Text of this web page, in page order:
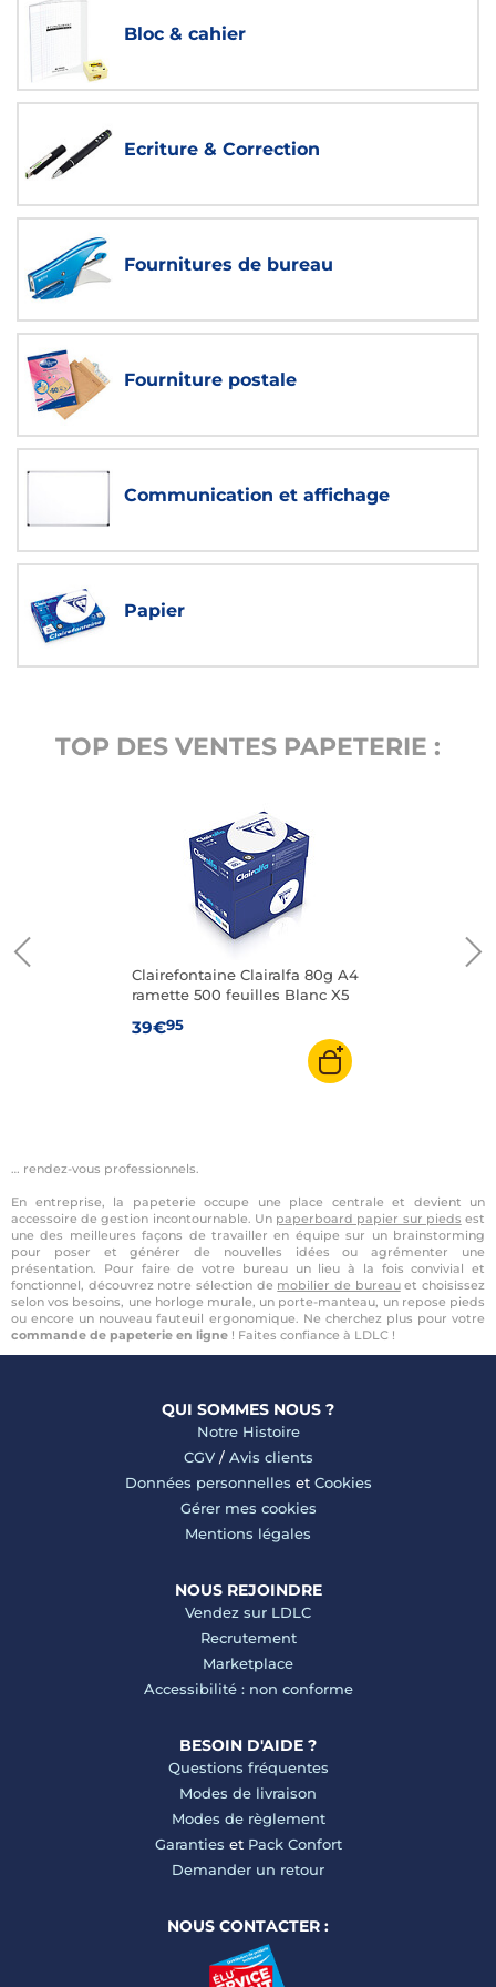
Bloc & cahier
Ecriture & Correction
Fournitures de bureau
Fourniture postale
Communication et affichage
Papier
TOP DES VENTES PAPETERIE :
Clairefontaine Clairalfa 80g A4
ramette 500 feuilles Blanc X5
39€95
… rendez-vous professionnels.
En entreprise, la papeterie occupe une place centrale et devient un
accessoire de gestion incontournable. Un paperboard papier sur pieds est
une des meilleures façons de travailler en équipe sur un brainstorming
pour poser et générer de nouvelles idées ou agrémenter une
présentation. Pour faire de votre bureau un lieu à la fois convivial et
fonctionnel, découvrez notre sélection de mobilier de bureauet choisissez
selon vos besoins, une horloge murale, un porte-manteau, un repose pieds
ou encore un nouveau fauteuil ergonomique. Ne cherchez plus pour votre
commande de papeterie en ligne ! Faites confiance à LDLC !
QUI SOMMES NOUS ?
Notre Histoire
CGV/ Avis clients
Données personnelles et Cookies
Gérer mes cookies
Mentions légales
NOUS REJOINDRE
Vendez sur LDLC
Recrutement
Marketplace
Accessibilité : non conforme
BESOIN D'AIDE ?
Questions fréquentes
Modes de livraison
Modes de règlement
Garanties et Pack Confort
Demander un retour
NOUS CONTACTER :